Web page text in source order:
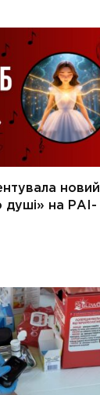
новий
душі» на РАІ-